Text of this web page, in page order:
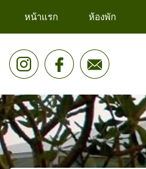
หน้าแรก ห้องพัก